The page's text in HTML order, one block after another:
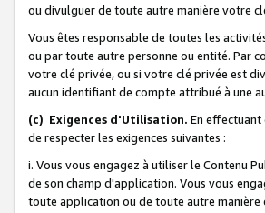
ou divulguer de toute autre manière votre
Vous êtes responsable de toutes les
ou par toute autre personne ou entité. Par
votre clé privée, ou si votre clé privée est
aucun identifiant de compte attribué à une
(c) Exigences d'Utilisation. En effectuant
de respecter les exigences suivantes :
i. Vous vous engagez à utiliser le Contenu
de son champ d'application. Vous vous
toute application ou de toute autre